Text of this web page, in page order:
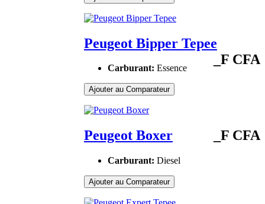
Peugeot Bipper Tepee
_F CFA
Carburant: Essence
Ajouter au Comparateur
Peugeot Boxer _F CFA
Carburant: Diesel
Ajouter au Comparateur